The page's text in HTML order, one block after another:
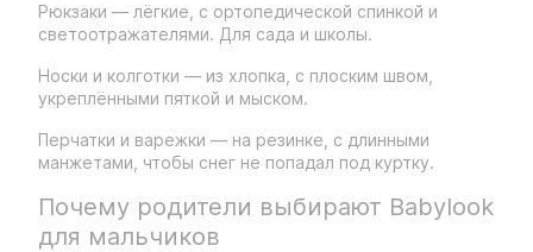
Рюкзаки — лёгкие, с ортопедической спинкой и
светоотражателями. Для сада и школы.
Носки и колготки — из хлопка, с плоским швом,
укреплёнными пяткой и мыском.
Перчатки и варежки — на резинке, с длинными
манжетами, чтобы снег не попадал под куртку.
Почему родители выбирают Babylook
для мальчиков